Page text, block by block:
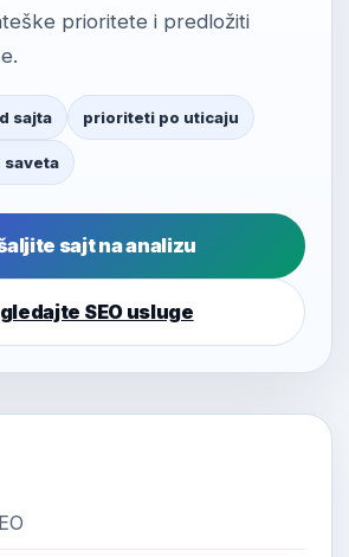
prioritete i predložiti
sajta prioriteti po uticaju
saveta
sajt na analizu
SEO usluge